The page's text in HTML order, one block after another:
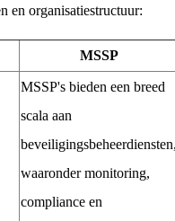
en organisatiestructuur:
MSSP
MSSP's bieden een breed
scala aan
beveiligingsbeheerdiensten,
waaronder monitoring,
compliance en